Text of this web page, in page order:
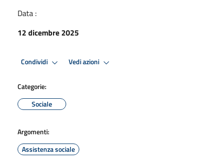
Data :
12 dicembre 2025
Condividi Vedi azioni
Categorie:
Sociale
Argomenti:
Assistenza sociale